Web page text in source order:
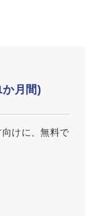
月間)
けに、無料で